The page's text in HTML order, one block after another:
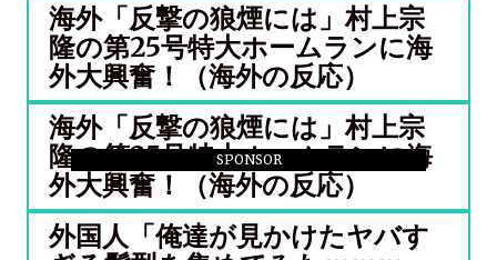
SPONSOR
海外「反撃の狼煙には」村上宗
隆の第25号特大ホームランに海
外大興奮！（海外の反応）
海外「反撃の狼煙には」村上宗
隆の第25号特大ホームランに海
外大興奮！（海外の反応）
外国人「俺達が見かけたヤバす